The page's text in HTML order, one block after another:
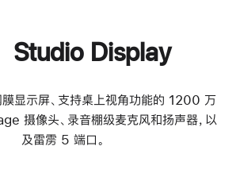
Studio Display
显示屏、支持桌上视角功能的 1200 万
摄像头、录音棚级麦克风和扬声器，以
及雷雳 5 端口。